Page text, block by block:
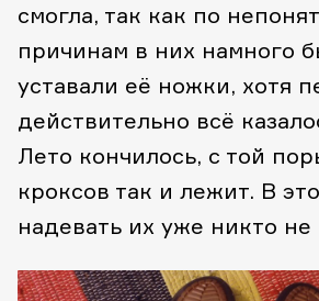
смогла, так как по
причинам в них намного
уставали её ножки, хотя
действительно всё
Лето кончилось, с той
кроксов так и лежит. В
надевать их уже никто не